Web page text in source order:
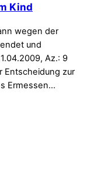
Kind
wegen der
und
Az.: 9
Entscheidung zur
Ermessen…